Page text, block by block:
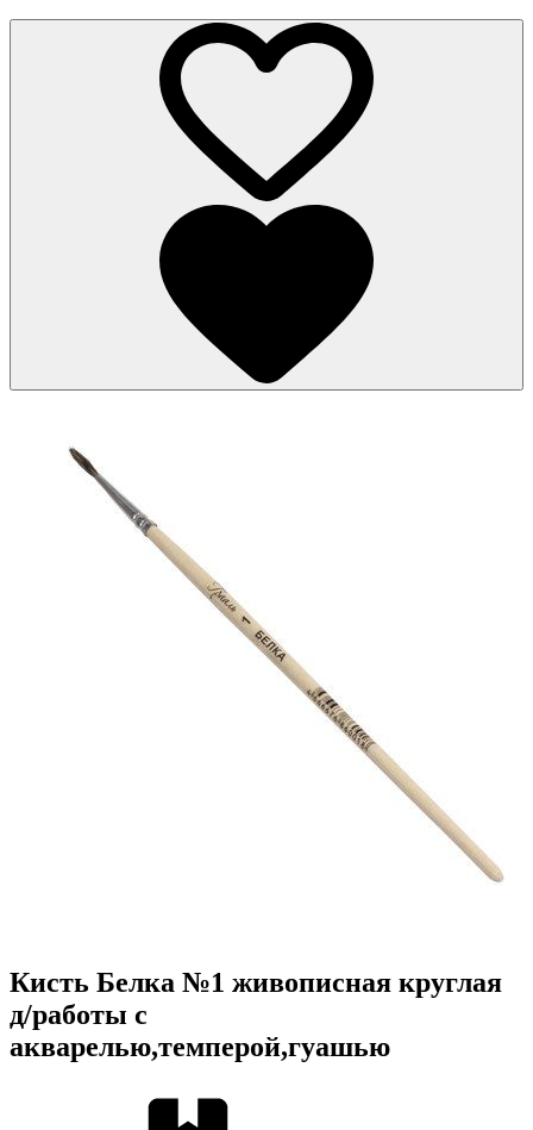
Кисть Белка №1 живописная круглая
д/работы с
акварелью,темперой,гуашью